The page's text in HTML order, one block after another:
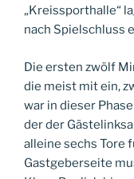
„Kreissporthalle“
nach Spielschluss
Die ersten zwölf
die meist mit ein,
war in dieser
der der
alleine sechs Tore
Gastgeberseite